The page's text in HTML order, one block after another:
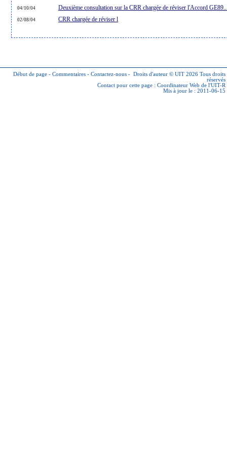
04/10/04 Deuxième consultation sur la CRR chargée de réviser l'Accord
02/08/04 CRR chargée de réviser l
Début de page - Commentaires - Contactez-nous - Droits d'auteur © UIT 2026 Tous droits
réservés
Contact pour cette page : Coordinateur Web de l'UIT-R
Mis à jour le : 2011-06-15